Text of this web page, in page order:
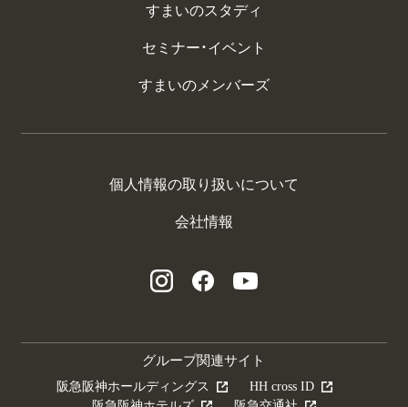
すまいのスタディ
セミナー・イベント
すまいのメンバーズ
個人情報の取り扱いについて
会社情報
グループ関連サイト
阪急阪神ホールディングス
HH cross ID